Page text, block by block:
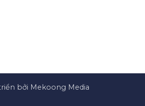
bởi Mekoong Media